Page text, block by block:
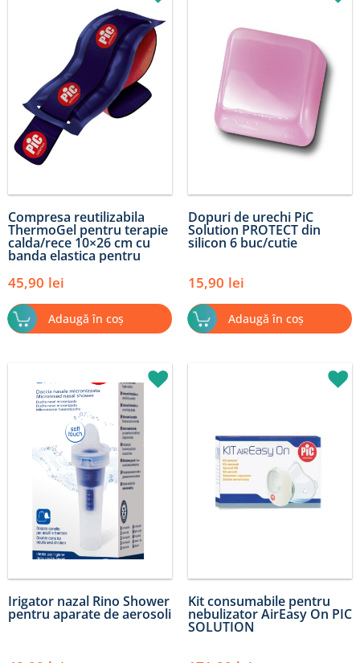
Compresa reutilizabila
ThermoGel pentru terapie
calda/rece 10×26 cm cu
banda elastica pentru
prindere/fixare
45,90 lei
Adaugă în coș
Dopuri de urechi PiC
Solution PROTECT din
silicon 6 buc/cutie
15,90 lei
Adaugă în coș
Irigator nazal Rino Shower
pentru aparate de aerosoli
Kit consumabile pentru
nebulizator AirEasy On PIC
SOLUTION